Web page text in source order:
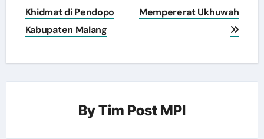
Khidmat di Pendopo
Kabupaten Malang
Mempererat Ukhuwah
ByTim Post MPI